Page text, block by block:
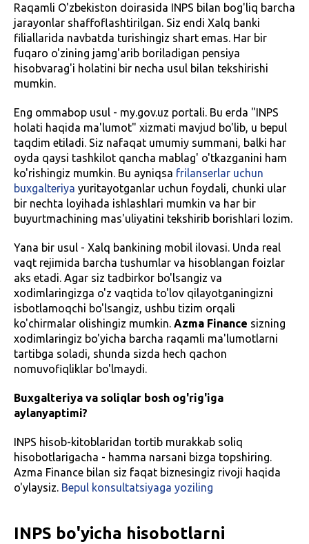
Raqamli O'zbekiston doirasida INPS bilan bog'liq barcha
jarayonlar shaffoflashtirilgan. Siz endi Xalq banki
filiallarida navbatda turishingiz shart emas. Har bir
fuqaro o'zining jamg'arib boriladigan pensiya
hisobvarag'i holatini bir necha usul bilan tekshirishi
mumkin.
Eng ommabop usul - my.gov.uz portali. Bu erda "INPS
holati haqida ma'lumot" xizmati mavjud bo'lib, u bepul
taqdim etiladi. Siz nafaqat umumiy summani, balki har
oyda qaysi tashkilot qancha mablag' o'tkazganini ham
ko'rishingiz mumkin. Bu ayniqsa frilanserlar uchun
buxgalteriya yuritayotganlar uchun foydali, chunki ular
bir nechta loyihada ishlashlari mumkin va har bir
buyurtmachining mas'uliyatini tekshirib borishlari lozim.
Yana bir usul - Xalq bankining mobil ilovasi. Unda real
vaqt rejimida barcha tushumlar va hisoblangan foizlar
aks etadi. Agar siz tadbirkor bo'lsangiz va
xodimlaringizga o'z vaqtida to'lov qilayotganingizni
isbotlamoqchi bo'lsangiz, ushbu tizim orqali
ko'chirmalar olishingiz mumkin. Azma Finance sizning
xodimlaringiz bo'yicha barcha raqamli ma'lumotlarni
tartibga soladi, shunda sizda hech qachon
nomuvofiqliklar bo'lmaydi.
Buxgalteriya va soliqlar bosh og'rig'iga
aylanyaptimi?
INPS hisob-kitoblaridan tortib murakkab soliq
hisobotlarigacha - hamma narsani bizga topshiring.
Azma Finance bilan siz faqat biznesingiz rivoji haqida
o'ylaysiz. Bepul konsultatsiyaga yoziling
INPS bo'yicha hisobotlarni